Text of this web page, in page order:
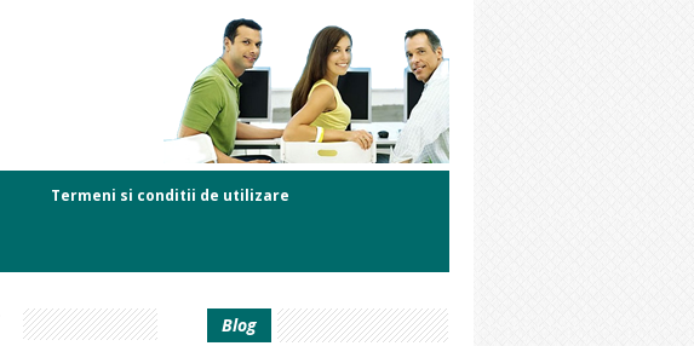
Termeni si conditii de utilizare
Blog